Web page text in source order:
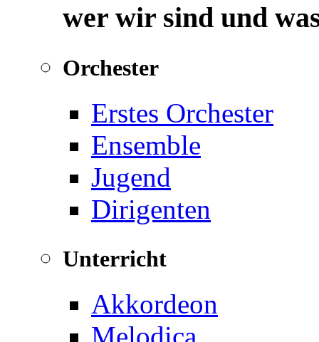
wer wir sind und
Orchester
Erstes Orchester
Ensemble
Jugend
Dirigenten
Unterricht
Akkordeon